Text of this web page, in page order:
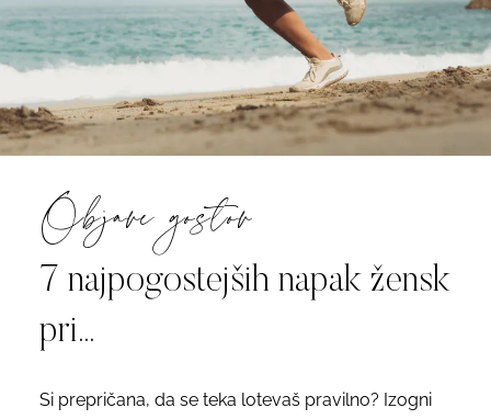
Objave gostov
7 najpogostejših napak žensk
pri...
Si prepričana, da se teka lotevaš pravilno? Izogni